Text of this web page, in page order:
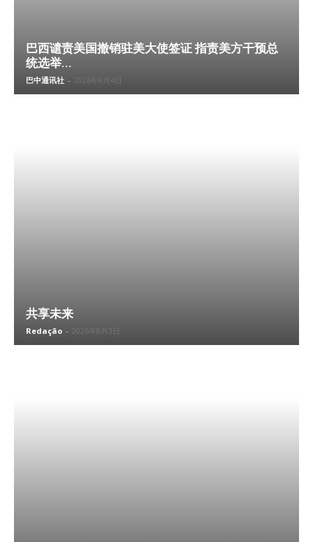
巴西谴责美国撤销驻美大使签证 指责美方干预总
统选举...
巴中通讯社 - 2026年8月4日
共享未来
Redação - 2026年8月3日